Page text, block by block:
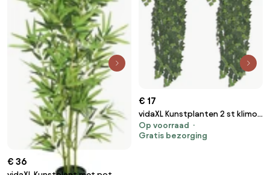
€ 36
€ 17
vidaXL Kunstplanten 2 st klimop
90 cm groen
Op voorraad
Gratis bezorging